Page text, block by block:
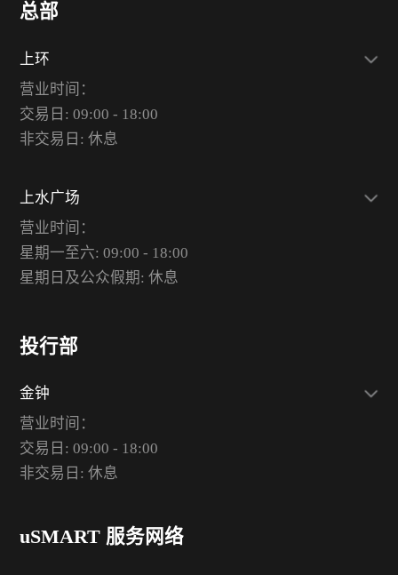
总部
上环
营业时间：
交易日: 09:00 - 18:00
非交易日: 休息
上水广场
营业时间：
星期一至六: 09:00 - 18:00
星期日及公众假期: 休息
投行部
金钟
营业时间：
交易日: 09:00 - 18:00
非交易日: 休息
uSMART 服务网络